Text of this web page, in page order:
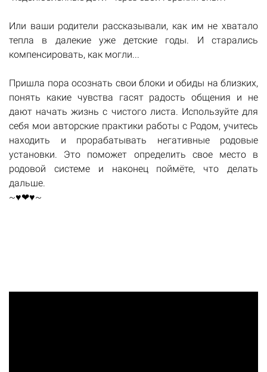
Или ваши родители рассказывали, как им не хватало
тепла в далекие уже детские годы. И старались
компенсировать, как могли...
Пришла пора осознать свои блоки и обиды на близких,
понять какие чувства гасят радость общения и не
дают начать жизнь с чистого листа. Используйте для
себя мои авторские практики работы с Родом, учитесь
находить и прорабатывать негативные родовые
установки. Это поможет определить свое место в
родовой системе и наконец поймёте, что делать
дальше.
~♥❤♥~